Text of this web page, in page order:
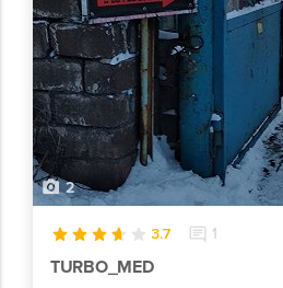
2
3.7 1
TURBO_MED